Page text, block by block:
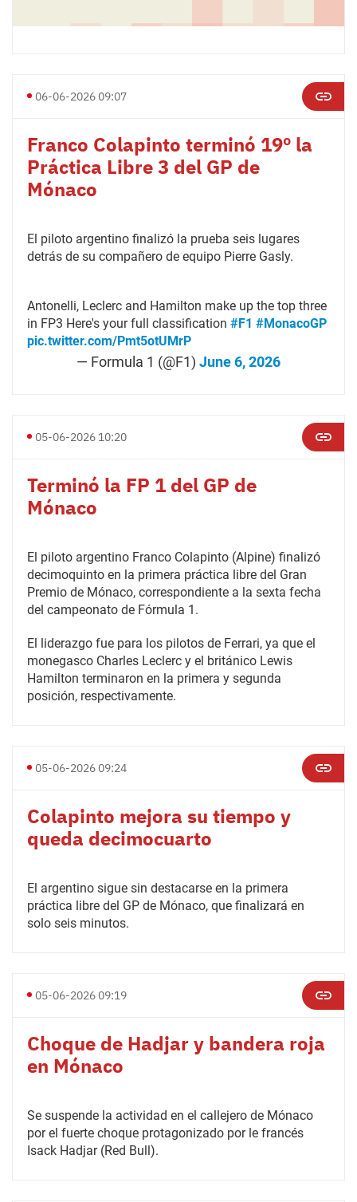
06-06-2026 09:07
Franco Colapinto terminó 19º la
Práctica Libre 3 del GP de
Mónaco
El piloto argentino finalizó la prueba seis lugares
detrás de su compañero de equipo Pierre Gasly.
Antonelli, Leclerc and Hamilton make up the top three
in FP3 Here's your full classification #F1 #MonacoGP
pic.twitter.com/Pmt5otUMrP
— Formula 1 (@F1) June 6, 2026
05-06-2026 10:20
Terminó la FP 1 del GP de
Mónaco
El piloto argentino Franco Colapinto (Alpine) finalizó
decimoquinto en la primera práctica libre del Gran
Premio de Mónaco, correspondiente a la sexta fecha
del campeonato de Fórmula 1.
El liderazgo fue para los pilotos de Ferrari, ya que el
monegasco Charles Leclerc y el británico Lewis
Hamilton terminaron en la primera y segunda
posición, respectivamente.
05-06-2026 09:24
Colapinto mejora su tiempo y
queda decimocuarto
El argentino sigue sin destacarse en la primera
práctica libre del GP de Mónaco, que finalizará en
solo seis minutos.
05-06-2026 09:19
Choque de Hadjar y bandera roja
en Mónaco
Se suspende la actividad en el callejero de Mónaco
por el fuerte choque protagonizado por le francés
Isack Hadjar (Red Bull).